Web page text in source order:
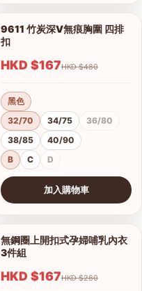
1/7
9611 竹炭深V無痕胸圍 四排
扣
HKD $167 HKD $480
黑色
32/70
34/75
36/80
38/85
40/90
B
C D
加入購物車
1/3
查看圖片
無鋼圈上開扣式孕婦哺乳內衣
3件組
HKD $167 HKD $280